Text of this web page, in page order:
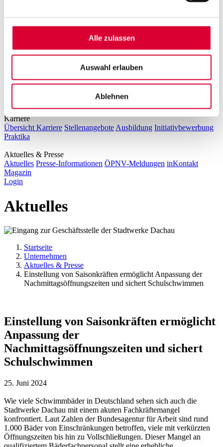
Alle zulassen
Auswahl erlauben
Ablehnen
Übersicht Messwesen Smart Meter Konventioneller
Grundzuständiger Messstellenbetreiber
Unternehmen
Das Unternehmen ÖffnungszeitenAnsprechpartner Historie
Unterlagen für Marktpartner
Impressionen vom Stadtwerke-Tag 2022
Karriere
Übersicht Karriere Stellenangebote Ausbildung Initiativbewerbung
Praktika
Aktuelles & Presse
Aktuelles Presse-Informationen ÖPNV-Meldungen inKontakt
Magazin
Login
Aktuelles
Startseite
Unternehmen
Aktuelles & Presse
Einstellung von Saisonkräften ermöglicht Anpassung der
Nachmittagsöffnungszeiten und sichert Schulschwimmen
Einstellung von Saisonkräften ermöglicht
Anpassung der
Nachmittagsöffnungszeiten und sichert
Schulschwimmen
25. Juni 2024
Wie viele Schwimmbäder in Deutschland sehen sich auch die
Stadtwerke Dachau mit einem akuten Fachkräftemangel
konfrontiert. Laut Zahlen der Bundesagentur für Arbeit sind rund
1.000 Bäder von Einschränkungen betroffen, viele mit verkürzten
Öffnungszeiten bis hin zu Vollschließungen. Dieser Mangel an